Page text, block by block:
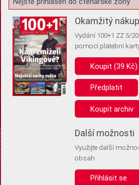
Žádost o souhlas s ukládáním
Pro základní fungování webu
(tzv. cookies apod.). Rádi bychom vás ale
uložením volitelných informací:
Anonymní unikátní ID
Díky němu příště poznáme, že se jedná o
Identifikátor je zcela anonymní.
Vaše souhlasy a odmítnutí si ukládáme do
vás už příště znovu neptali. Můžete je
Okamžitý nákup
Vydání 100+1 ZZ 5/
pomocí platební
Koupit (39 Kč)
Předplatit
Koupit archiv
Další možnosti
Využijte další
obsah
Přihlásit se